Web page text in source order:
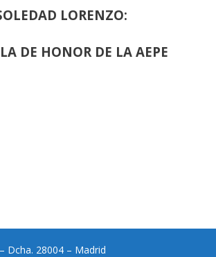
LORENZO:
DE HONOR DE LA AEPE
Dcha. 28004 – Madrid